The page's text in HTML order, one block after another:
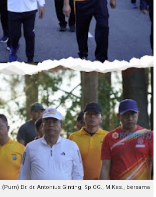
Dr. dr. Antonius Ginting, Sp.OG., M.Kes., bersama